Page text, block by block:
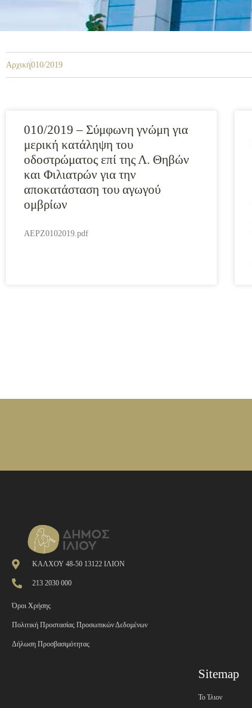
Αρχική010/2019
010/2019 – Σύμφωνη γνώμη για
μερική κατάληψη του
οδοστρώματος επί της Λ. Θηβών
και Φιλιατρών για την
αποκατάσταση του αγωγού
ομβρίων
AEPZ0102019.pdf
ΚΑΛΧΟΥ 48-50 13122 ΙΛΙΟΝ
213 2030 000
Όροι Χρήσης
Πολιτική Προστασίας Προσωπικών Δεδομένων
Δήλωση Προσβασιμότητας
Sitemap
Το Ίλιον